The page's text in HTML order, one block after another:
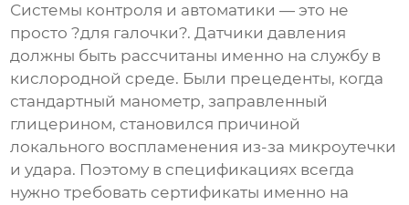
Системы контроля и автоматики — это не
просто ?для галочки?. Датчики давления
должны быть рассчитаны именно на службу в
кислородной среде. Были прецеденты, когда
стандартный манометр, заправленный
глицерином, становился причиной
локального воспламенения из-за микроутечки
и удара. Поэтому в спецификациях всегда
нужно требовать сертификаты именно на